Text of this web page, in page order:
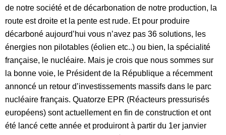
de notre société et de décarbonation de notre production, la
route est droite et la pente est rude. Et pour produire
décarboné aujourd’hui vous n’avez pas 36 solutions, les
énergies non pilotables (éolien etc..) ou bien, la spécialité
française, le nucléaire. Mais je crois que nous sommes sur
la bonne voie, le Président de la République a récemment
annoncé un retour d’investissements massifs dans le parc
nucléaire français. Quatorze EPR (Réacteurs pressurisés
européens) sont actuellement en fin de construction et ont
été lancé cette année et produiront à partir du 1er janvier